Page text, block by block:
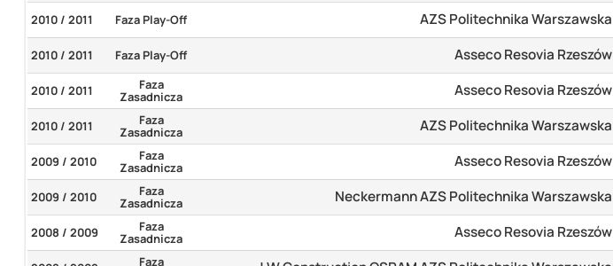
2010 / 2011 Faza Play-Off AZS Politechnika Warszawska
2010 / 2011 Faza Play-Off Asseco Resovia Rzeszów
2010 / 2011 Faza
Zasadnicza Asseco Resovia Rzeszów
2010 / 2011 Faza
Zasadnicza AZS Politechnika Warszawska
2009 / 2010 Faza
Zasadnicza Asseco Resovia Rzeszów
2009 / 2010 Faza
Zasadnicza Neckermann AZS Politechnika Warszawska
2008 / 2009 Faza
Zasadnicza Asseco Resovia Rzeszów
Faza